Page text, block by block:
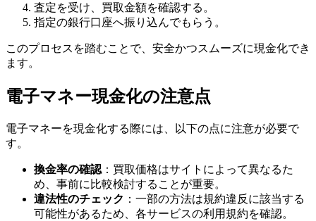
査定を受け、買取金額を確認する。
指定の銀行口座へ振り込んでもらう。
このプロセスを踏むことで、安全かつスムーズに現金化でき
ます。
電子マネー現金化の注意点
電子マネーを現金化する際には、以下の点に注意が必要で
す。
換金率の確認 ：買取価格はサイトによって異なるた
め、事前に比較検討することが重要。
違法性のチェック ：一部の方法は規約違反に該当する
可能性があるため、各サービスの利用規約を確認。